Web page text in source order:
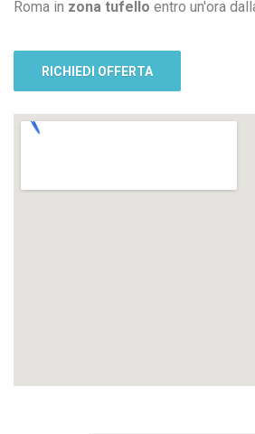
Roma in zona tufello entro un'ora
RICHIEDI OFFERTA